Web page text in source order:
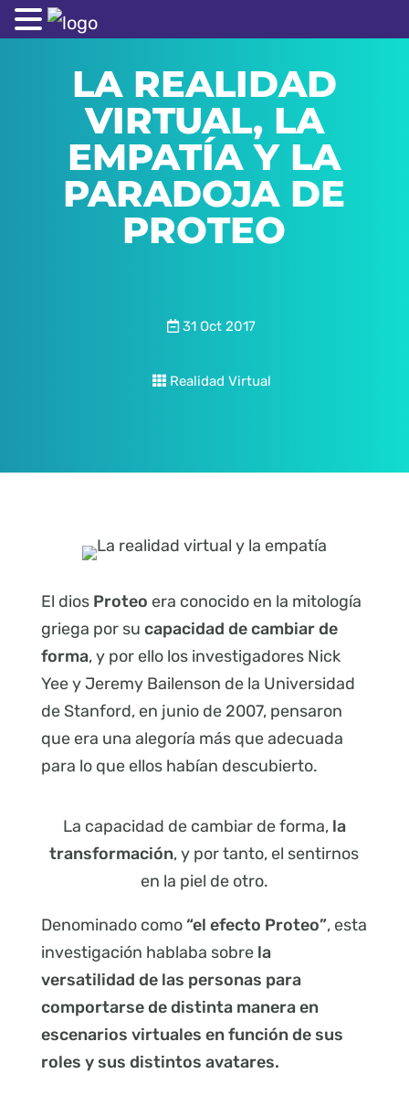
LA REALIDAD
VIRTUAL, LA
EMPATÍA Y LA
PARADOJA DE
PROTEO
31 Oct 2017
Realidad Virtual
El dios Proteo era conocido en la mitología
griega por su capacidad de cambiar de
forma, y por ello los investigadores Nick
Yee y Jeremy Bailenson de la Universidad
de Stanford, en junio de 2007, pensaron
que era una alegoría más que adecuada
para lo que ellos habían descubierto.
La capacidad de cambiar de forma, la
transformación, y por tanto, el sentirnos
en la piel de otro.
Denominado como“el efecto Proteo”, esta
investigación hablaba sobre la
versatilidad de las personas para
comportarse de distinta manera en
escenarios virtuales en función de sus
roles y sus distintos avatares.